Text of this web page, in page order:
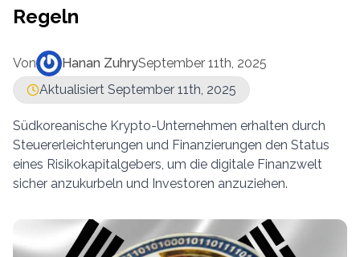
Regeln
Von Hanan ZuhrySeptember 11th, 2025
Aktualisiert September 11th, 2025
Südkoreanische Krypto-Unternehmen erhalten durch
Steuererleichterungen und Finanzierungen den Status
eines Risikokapitalgebers, um die digitale Finanzwelt
sicher anzukurbeln und Investoren anzuziehen.